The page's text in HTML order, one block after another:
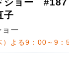
子
ョー
）よる9：00～9：